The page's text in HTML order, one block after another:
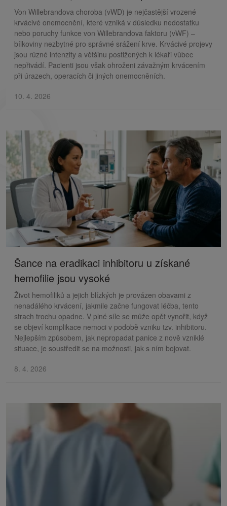
Von Willebrandova choroba (vWD) je nejčastější vrozené
krvácivé onemocnění, které vzniká v důsledku nedostatku
nebo poruchy funkce von Willebrandova faktoru (vWF) –
bílkoviny nezbytné pro správné srážení krve. Krvácivé projevy
jsou různé intenzity a většinu postižených k lékaři vůbec
nepřivádí. Pacienti jsou však ohroženi závažným krvácením
při úrazech, operacích či jiných onemocněních.
10. 4. 2026
Šance na eradikaci inhibitoru u získané
hemofilie jsou vysoké
Život hemofiliků a jejich blízkých je provázen obavami z
nenadálého krvácení, jakmile začne fungovat léčba, tento
strach trochu opadne. V plné síle se může opět vynořit, když
se objeví komplikace nemoci v podobě vzniku tzv. inhibitoru.
Nejlepším způsobem, jak nepropadat panice z nově vzniklé
situace, je soustředit se na možnosti, jak s ním bojovat.
8. 4. 2026